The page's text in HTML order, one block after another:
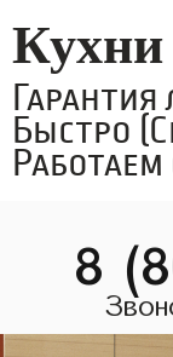
Быстро
Работаем
8